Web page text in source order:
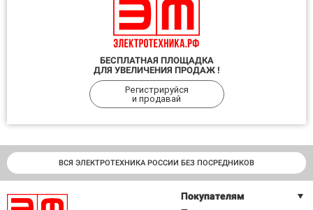
БЕСПЛАТНАЯ ПЛОЩАДКА
ДЛЯ УВЕЛИЧЕНИЯ ПРОДАЖ !
Регистрируйся
и продавай
ВСЯ ЭЛЕКТРОТЕХНИКА РОССИИ БЕЗ ПОСРЕДНИКОВ
Покупателям